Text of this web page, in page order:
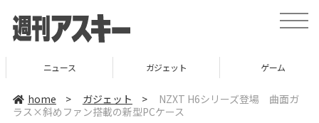
t
o
v
ニュース ガジェット ゲーム
home > ガジェット >
NZXT H6シリーズ登場 曲面ガ
ラス×斜めファン搭載の新型PCケース